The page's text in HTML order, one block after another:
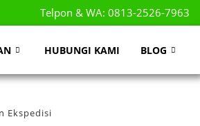
Telpon & WA: 0813-2526-7963
HUBUNGI KAMI BLOG
Ekspedisi